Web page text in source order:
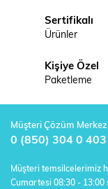
Sertifikalı
Ürünler
Kişiye Özel
Paketleme
Müşteri Çözüm
0 (850) 304 0 403
Müşteri temsilcelerimiz
Cumartesi 08:30 - 13:00